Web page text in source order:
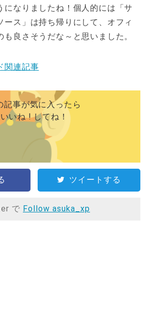
になりましたね！個人的には「サ
ース」は持ち帰りにして、オフィ
も良さそうだな～と思いました。
関連記事
記事が気に入ったら
いいね ! してね！
ツイートする
で Follow asuka_xp